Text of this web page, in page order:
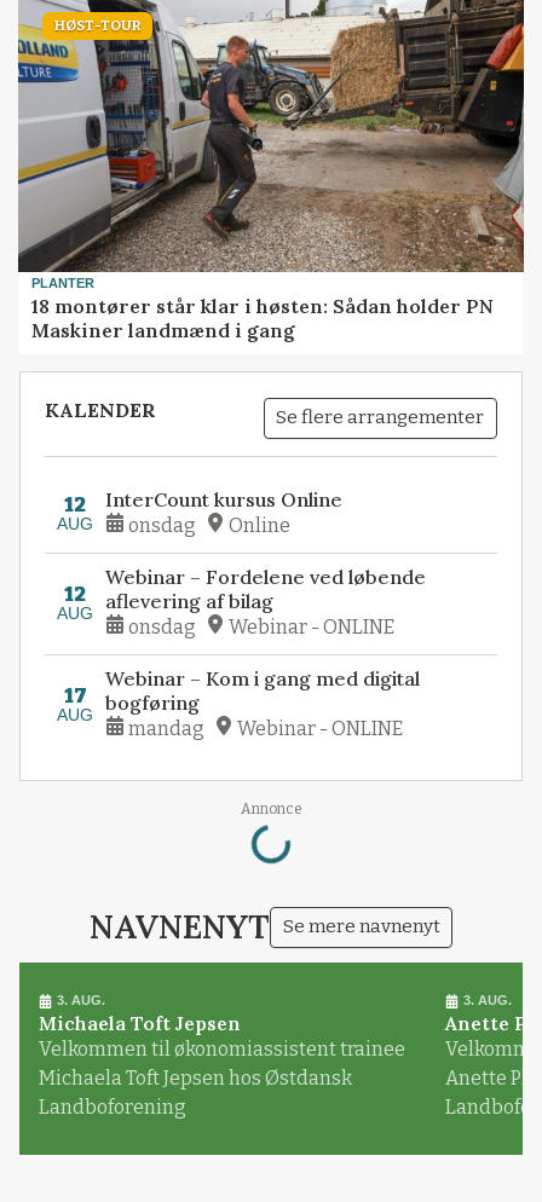
HØST-TOUR
PLANTER
18 montører står klar i høsten: Sådan holder PN
Maskiner landmænd i gang
KALENDER Se flere arrangementer
12
AUG
InterCount kursus Online
onsdag Online
12
AUG
Webinar – Fordelene ved løbende
aflevering af bilag
onsdag Webinar - ONLINE
17
AUG
Webinar – Kom i gang med digital
bogføring
mandag Webinar - ONLINE
Annonce
Loading...
NAVNENYT Se mere navnenyt
3. AUG.
Michaela Toft Jepsen
Velkommen til økonomiassistent trainee
Michaela Toft Jepsen hos Østdansk
Landboforening
3. AUG.
Anette
Anette